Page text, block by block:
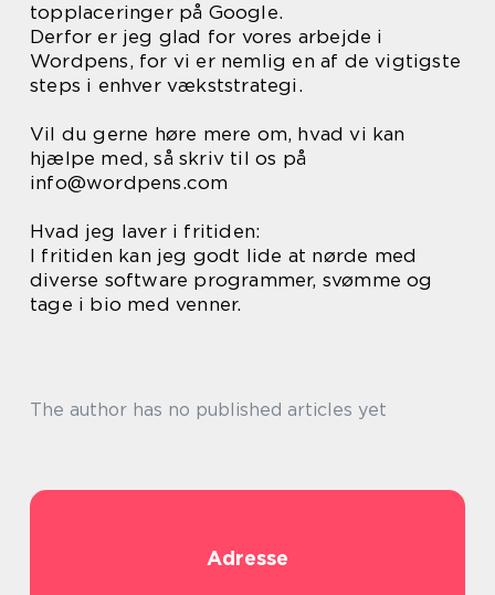
topplaceringer på Google.
Derfor er jeg glad for vores arbejde i
Wordpens, for vi er nemlig en af de vigtigste
steps i enhver vækststrategi.
Vil du gerne høre mere om, hvad vi kan
hjælpe med, så skriv til os på
info@wordpens.com
Hvad jeg laver i fritiden:
I fritiden kan jeg godt lide at nørde med
diverse software programmer, svømme og
tage i bio med venner.
The author has no published articles yet
Adresse